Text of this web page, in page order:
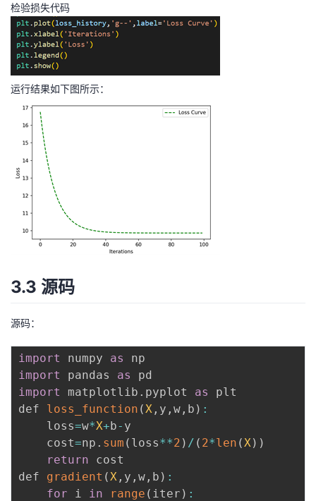
检验损失代码
运行结果如下图所示：
3.3 源码
源码：
import numpy as
import
pandas as
import
matplotlib . pyplot as
plt
def loss_function ( X , y , w , b ) :
    loss
=w*X+b- y
    cost
=np . sum ( loss**2 ) / ( 2*len ( X ) )
return cost
def gradient ( X , y , w , b ) :
for i in range ( iter ) :